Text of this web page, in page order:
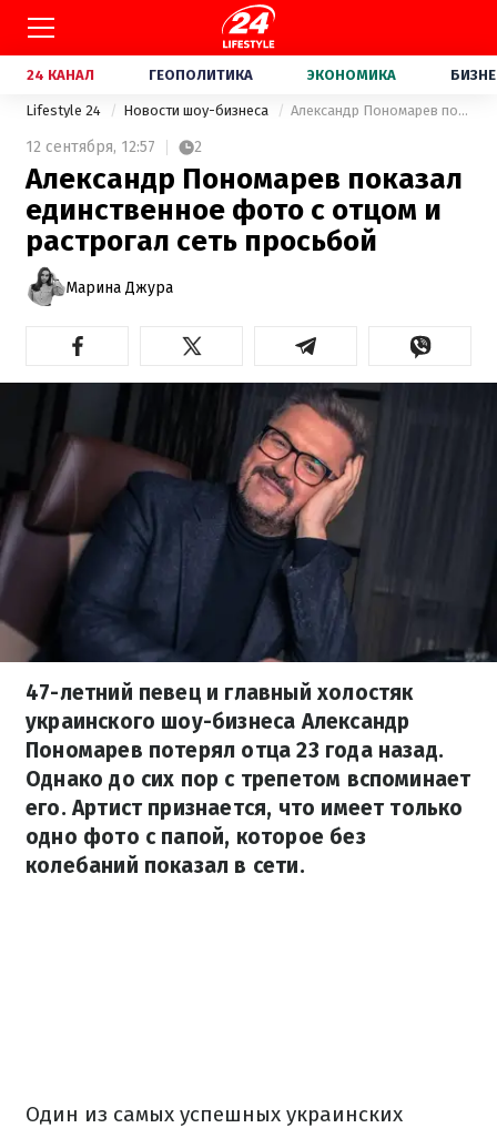
24 КАНАЛ ГЕОПОЛИТИКА ЭКОНОМИКА
Lifestyle 24 Новости шоу-бизнеса Александр Пономарев показал единственное фото с отцом и растрогал сеть просьбой
12 сентября, 12:57 2
Александр Пономарев показал
единственное фото с отцом и
растрогал сеть просьбой
Марина Джура
47-летний певец и главный холостяк
украинского шоу-бизнеса Александр
Пономарев потерял отца 23 года назад.
Однако до сих пор с трепетом вспоминает
его. Артист признается, что имеет только
одно фото с папой, которое без
колебаний показал в сети.
Один из самых успешных украинских